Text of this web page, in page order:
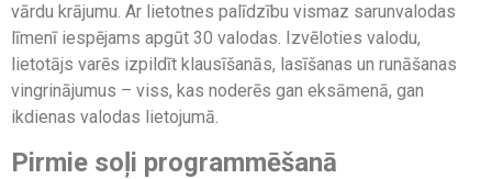
vārdu krājumu. Ar lietotnes palīdzību vismaz sarunvalodas
līmenī iespējams apgūt 30 valodas. Izvēloties valodu,
lietotājs varēs izpildīt klausīšanās, lasīšanas un runāšanas
vingrinājumus – viss, kas noderēs gan eksāmenā, gan
ikdienas valodas lietojumā.
Pirmie soļi programmēšanā